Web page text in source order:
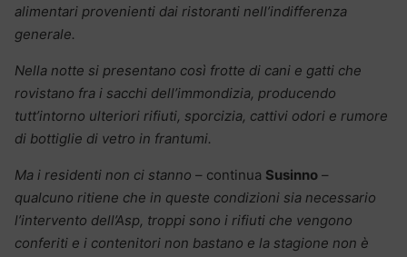
alimentari provenienti dai ristoranti nell’indifferenza
generale.
Nella notte si presentano così frotte di cani e gatti che
rovistano fra i sacchi dell’immondizia, producendo
tutt’intorno ulteriori rifiuti, sporcizia, cattivi odori e rumore
di bottiglie di vetro in frantumi.
Ma i residenti non ci stanno – continua Susinno –
qualcuno ritiene che in queste condizioni sia necessario
l’intervento dell’Asp, troppi sono i rifiuti che vengono
conferiti e i contenitori non bastano e la stagione non è